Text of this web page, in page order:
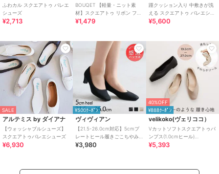
ふわカル スクエアトゥ バレエ
シューズ
¥2,713
BOUQET 【軽量・ニット素
材】スクエアトゥ リボン フラ
ットパンプス/バレエシューズ
¥1,479
踵クッション入り 中敷きが洗
える スクエアトゥ バレエシュ
ーズ /R-4009
¥5,600
SALE
アルテミス by ダイアナ
【ウォッシャブルシューズ】
スクエアトゥバレエシューズ
¥6,930
¥500ｸｰﾎﾟﾝ
ヴィヴィアン
【21.5-26.0cm対応】5cmプ
レートヒール履きごこちやみ
つき！スクエアトゥ感激パン
¥3,980
40%OFF
¥888ｸｰﾎﾟﾝ
velikoko(ヴェリココ）
Vカットソフトスクエアトゥパ
ンプス(1.0cmヒール)
[19.5~27.0cm]
¥5,393